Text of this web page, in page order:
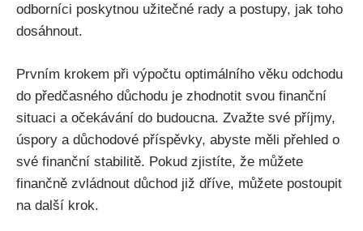
odborníci poskytnou užitečné rady a postupy, jak toho
dosáhnout.
Prvním krokem při výpočtu optimálního věku odchodu
do předčasného důchodu je zhodnotit svou finanční
situaci a očekávání do budoucna. Zvažte své příjmy,
úspory a důchodové příspěvky, abyste měli přehled o
své finanční stabilitě. Pokud zjistíte, že můžete
finančně zvládnout důchod již dříve, můžete postoupit
na další krok.